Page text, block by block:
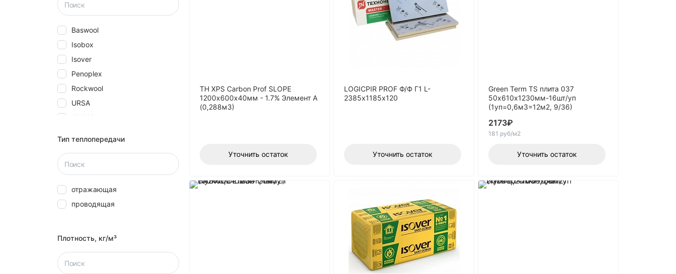
50
60
70
80
Baswool
Isobox
Isover
Penoplex
Rockwool
URSA
КНАУФ
Тип теплопередачи
отражающая
проводящая
Плотность, кг/м³
ТН XPS Carbon Prof SLOPE
1200х600х40мм - 1.7% Элемент А
(0,288м3)
Уточнить остаток
LOGICPIR PROF Ф/Ф Г1 L-
2385х1185х120
Уточнить остаток
Green Term TS плита 037
50х610х1230мм-16шт/уп
(1уп=0,6м3=12м2, 9/36)
2173₽
181 руб/м2
Уточнить остаток